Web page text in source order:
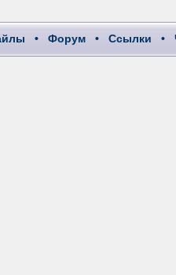
• Форум • Ссылки •